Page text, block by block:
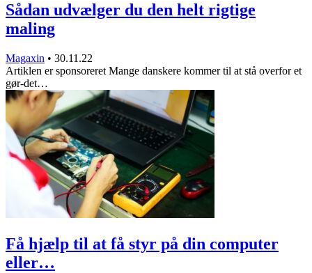
Sådan udvælger du den helt rigtige
maling
Magaxin • 30.11.22
Artiklen er sponsoreret Mange danskere kommer til at stå overfor et
gør-det…
Få hjælp til at få styr på din computer
eller…